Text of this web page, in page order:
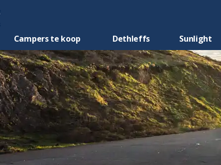
Campers te koop Dethleffs Sunlight